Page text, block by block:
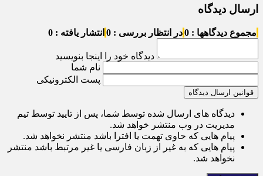
ارسال دیدگاه
مجموع دیدگاهها : 0 در انتظار بررسی : 0 انتشار یافته : 0
دیدگاه خود را اینجا بنویسید
نام شما
پست الکترونیکی
قوانین ارسال دیدگاه
دیدگاه های ارسال شده توسط شما، پس از تایید توسط تیم
مدیریت در وب منتشر خواهد شد.
پیام هایی که حاوی تهمت یا افترا باشد منتشر نخواهد شد.
پیام هایی که به غیر از زبان فارسی یا غیر مرتبط باشد منتشر
نخواهد شد.